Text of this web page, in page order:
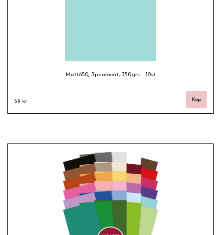
Matt650, Spearmint, 350grs - 10st
59 kr